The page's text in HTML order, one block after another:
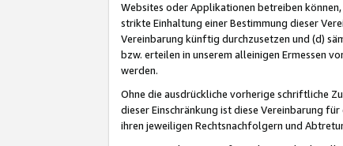
Websites oder Applikationen betreiben
strikte Einhaltung einer Bestimmung dieser
Vereinbarung künftig durchzusetzen und (d)
bzw. erteilen in unserem alleinigen Ermessen
werden.
Ohne die ausdrückliche vorherige schriftliche
dieser Einschränkung ist diese Vereinbarung
ihren jeweiligen Rechtsnachfolgern und